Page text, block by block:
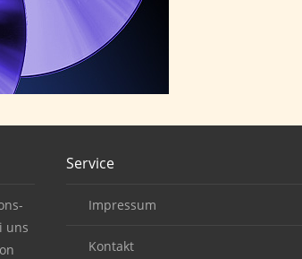
uns
Service
Impressum
Kontakt